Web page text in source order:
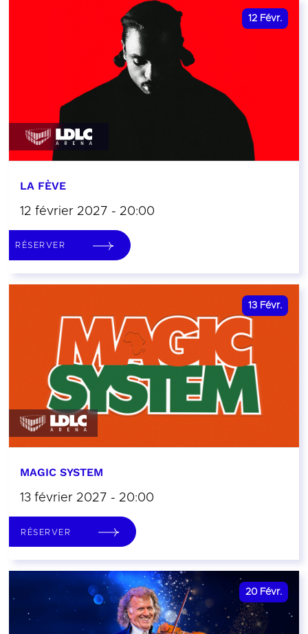
12 Févr.
LA FÈVE
12 février 2027 - 20:00
RÉSERVER
13 Févr.
MAGIC SYSTEM
13 février 2027 - 20:00
RÉSERVER
20 Févr.